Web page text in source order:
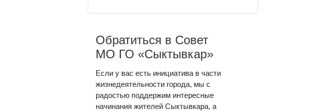
Обратиться в Совет
МО ГО «Сыктывкар»
Если у вас есть инициатива в части
жизнедеятельности города, мы с
радостью поддержим интересные
начинания жителей Сыктывкара, а